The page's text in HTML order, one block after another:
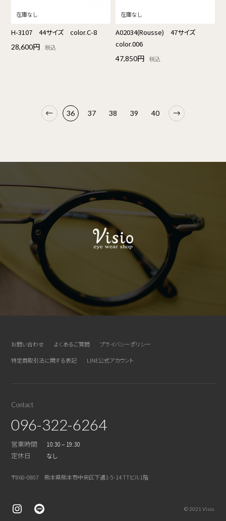
H-3107 44サイズ color.C-8
28,600円 税込
A02034(Rousse) 47サイズ
color.006
47,850円 税込
36 37 38 39 40
お問い合わせ よくあるご質問
プライバシーポリシー
特定商取引法に関する表記
LINE公式アカウント
Contact
096-322-6264
営業時間 10:30 – 19:30
定休日 なし
〒860-0807 熊本県熊本市中央区下通1-5-14 TTビル1階
© 2021 Visio.